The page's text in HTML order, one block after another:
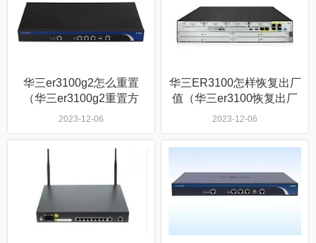
华三er3100g2怎么重置
（华三er3100g2重置方
法）
2023-12-06
华三ER3100怎样恢复出厂
值（华三er3100恢复出厂
值方法）
2023-12-06